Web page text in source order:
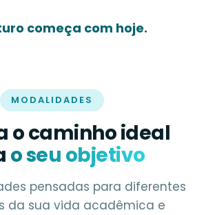
começa com hoje.
MODALIDADES
o caminho ideal
o seu objetivo
pensadas para diferentes
da sua vida acadêmica e